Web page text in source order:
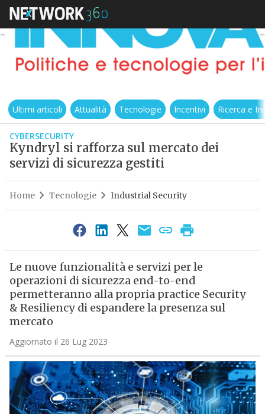
Ultimi articoli Attualità Tecnologie Incentivi Ricerca e
CYBERSECURITY
Kyndryl si rafforza sul mercato dei
servizi di sicurezza gestiti
Home Tecnologie Industrial Security
Le nuove funzionalità e servizi per le
operazioni di sicurezza end-to-end
permetteranno alla propria practice Security
& Resiliency di espandere la presenza sul
mercato
Aggiornato il 26 Lug 2023